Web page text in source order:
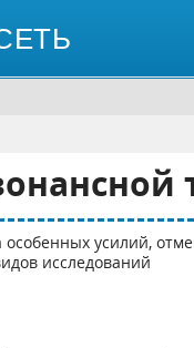
особенных усилий,
исследований